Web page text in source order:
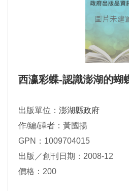
西瀛彩蝶-認識澎湖的蝴
出版單位： 澎湖縣政府
作/編/譯者：黃國揚
GPN：1009704015
出版／創刊日期：2008-12
價格：200